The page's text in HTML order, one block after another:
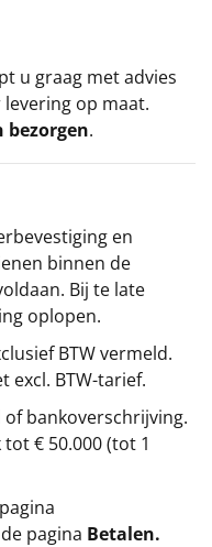
u graag met advies
op maat.
.
en
binnen de
Bij te late
oplopen.
BTW vermeld.
excl. BTW-tarief.
bankoverschrijving.
€ 50.000 (tot 1
pagina Betalen.